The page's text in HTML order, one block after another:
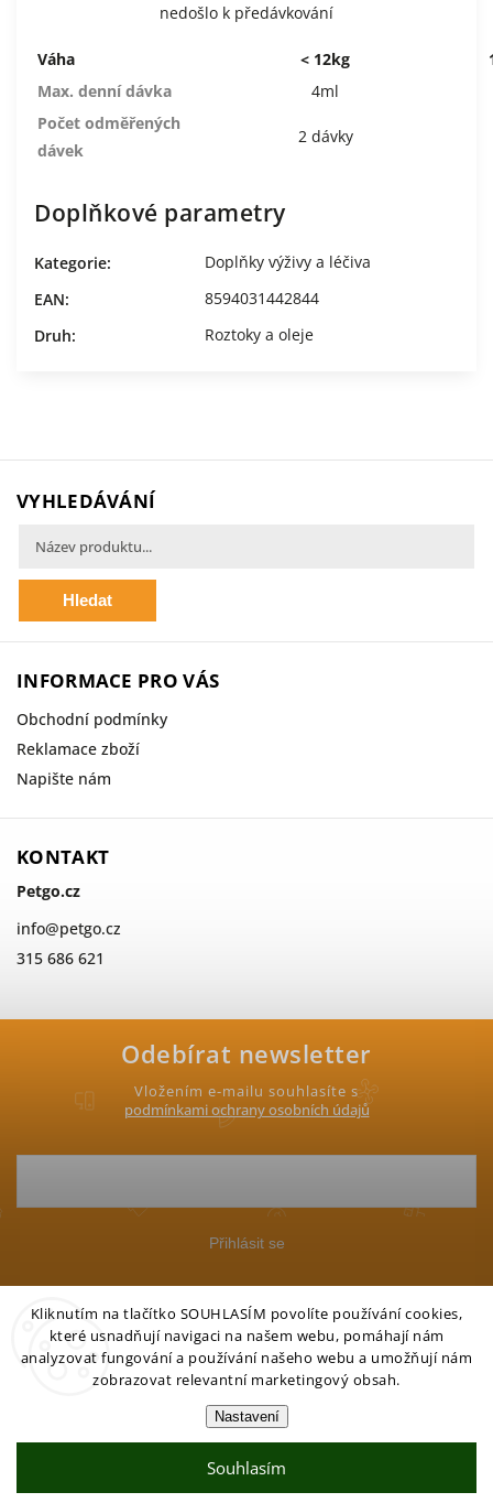
Kliknutím na tlačítko SOUHLASÍM povolíte používání cookies,
které usnadňují navigaci na našem webu, pomáhají nám
analyzovat fungování a používání našeho webu a umožňují nám
zobrazovat relevantní marketingový obsah.
Nastavení
Souhlasím
nedošlo k předávkování
Váha < 12kg
Max. denní dávka
4ml
Počet odměřených
dávek
2 dávky
Doplňkové parametry
Kategorie:
Doplňky výživy a léčiva
EAN:
8594031442844
Druh: Roztoky a oleje
Odebírat newsletter
Vložením e-mailu souhlasíte s
podmínkami ochrany osobních údajů
Přihlásit se
VYHLEDÁVÁNÍ
Hledat
INFORMACE PRO VÁS
Obchodní podmínky
Reklamace zboží
Napište nám
KONTAKT
Petgo.cz
info@petgo.cz
315 686 621
Vytvořil Shoptet
Partner:Mega Creative
Petgo.cz. Všechna práva vyhrazena.